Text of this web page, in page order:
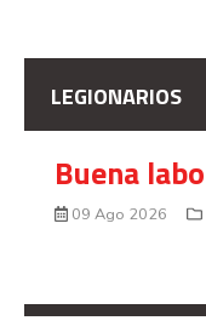
LEGIONARIOS
Buena
09 Ago 2026